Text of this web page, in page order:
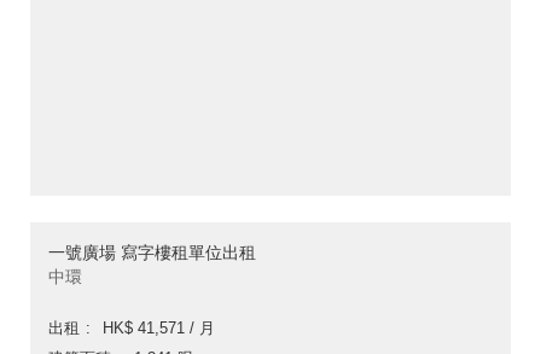
一號廣場 寫字樓租單位出租
中環
出租
HK$ 41,571 / 月